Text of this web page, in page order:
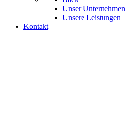
Unser Unternehmen
Unsere Leistungen
Kontakt